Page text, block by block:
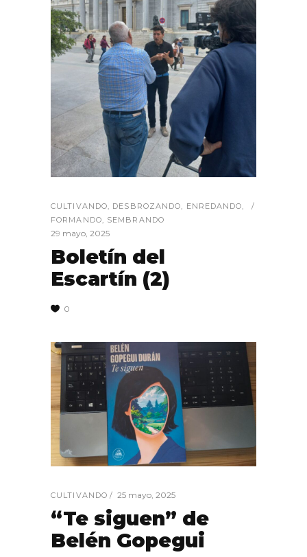
CULTIVANDO, DESBROZANDO, ENREDANDO,
FORMANDO, SEMBRANDO
29 mayo, 2025
Boletín del
Escartín (2)
0
CULTIVANDO 25 mayo, 2025
“Te siguen” de
Belén Gopegui